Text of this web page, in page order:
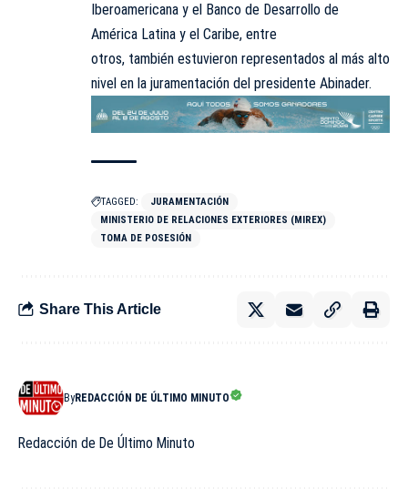
Iberoamericana y el Banco de Desarrollo de
América Latina y el Caribe, entre
otros, también estuvieron representados al más alto
nivel en la juramentación del presidente Abinader.
TAGGED:
JURAMENTACIÓN
MINISTERIO DE RELACIONES EXTERIORES (MIREX)
TOMA DE POSESIÓN
Share This Article
ByREDACCIÓN DE ÚLTIMO MINUTO
Redacción de De Último Minuto